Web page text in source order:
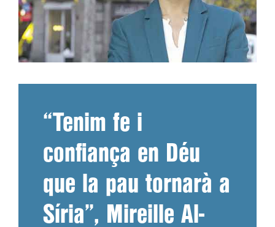
“Tenim fe i
confiança en Déu
que la pau tornarà a
Síria”, Mireille Al-